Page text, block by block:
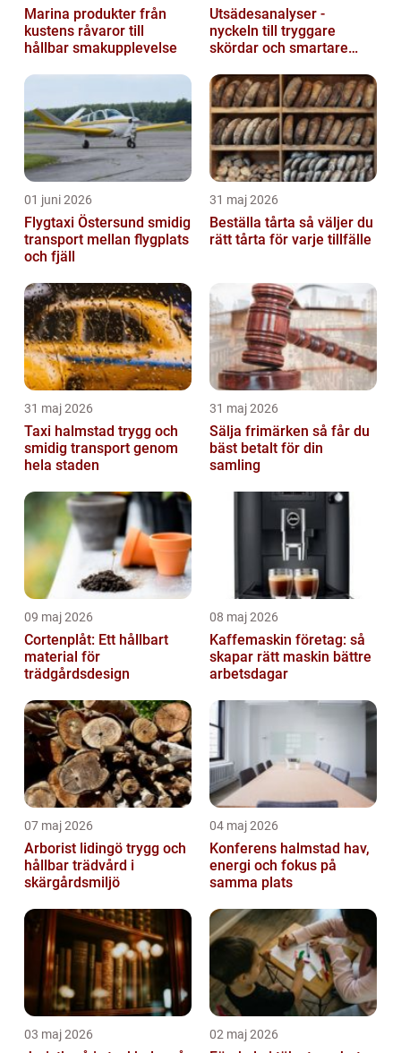
Marina produkter från
kustens råvaror till
hållbar smakupplevelse
Utsädesanalyser -
nyckeln till tryggare
skördar och smartare
01 juni 2026
Flygtaxi Östersund smidig
transport mellan flygplats
och fjäll
31 maj 2026
Beställa tårta så väljer du
rätt tårta för varje tillfälle
31 maj 2026
Taxi halmstad trygg och
smidig transport genom
hela staden
31 maj 2026
Sälja frimärken så får du
bäst betalt för din
samling
09 maj 2026
Cortenplåt: Ett hållbart
material för
trädgårdsdesign
08 maj 2026
Kaffemaskin företag: så
skapar rätt maskin bättre
arbetsdagar
07 maj 2026
Arborist lidingö trygg och
hållbar trädvård i
skärgårdsmiljö
04 maj 2026
Konferens halmstad hav,
energi och fokus på
samma plats
03 maj 2026 02 maj 2026